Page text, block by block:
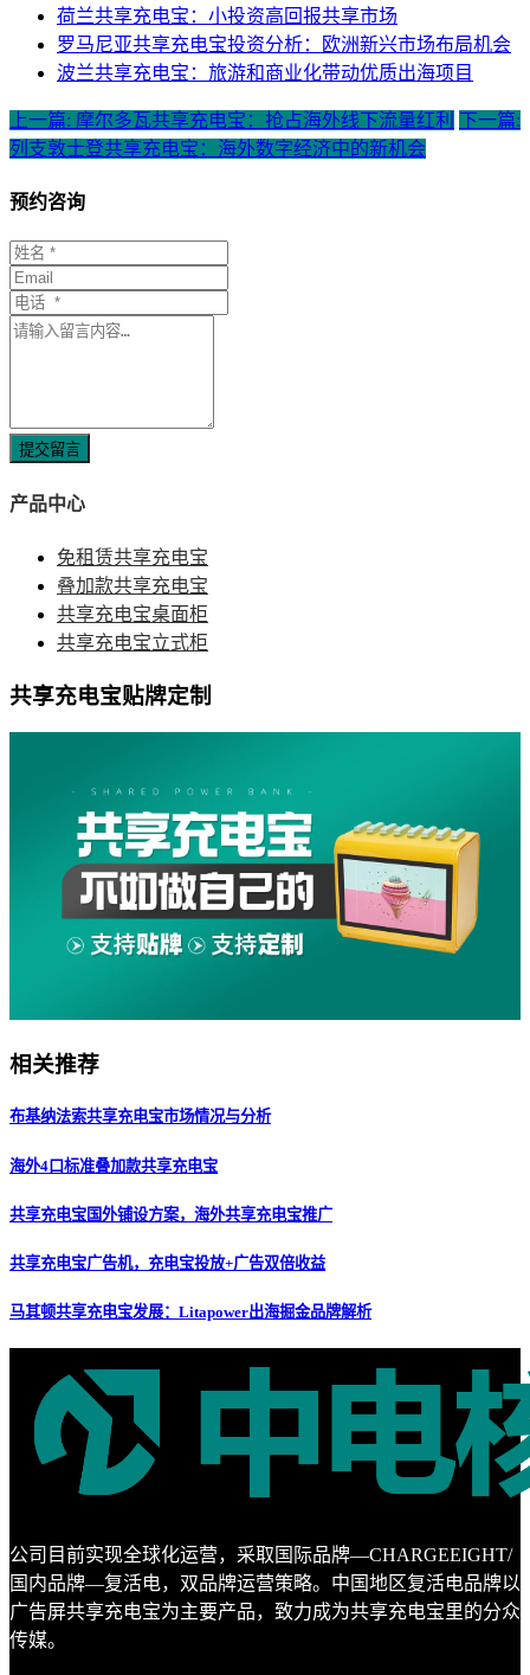
荷兰共享充电宝：小投资高回报共享市场
罗马尼亚共享充电宝投资分析：欧洲新兴市场布局机会
波兰共享充电宝：旅游和商业化带动优质出海项目
上一篇: 摩尔多瓦共享充电宝：抢占海外线下流量红利 下一篇:
列支敦士登共享充电宝：海外数字经济中的新机会
预约咨询
提交留言
产品中心
免租赁共享充电宝
叠加款共享充电宝
共享充电宝桌面柜
共享充电宝立式柜
共享充电宝贴牌定制
相关推荐
布基纳法索共享充电宝市场情况与分析
海外4口标准叠加款共享充电宝
共享充电宝国外铺设方案，海外共享充电宝推广
共享充电宝广告机，充电宝投放+广告双倍收益
马其顿共享充电宝发展：Litapower出海掘金品牌解析
公司目前实现全球化运营，采取国际品牌—CHARGEEIGHT/
国内品牌—复活电，双品牌运营策略。中国地区复活电品牌以
广告屏共享充电宝为主要产品，致力成为共享充电宝里的分众
传媒。